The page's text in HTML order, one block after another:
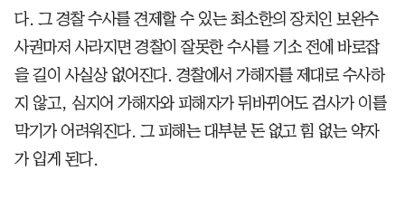
다. 그 경찰 수사를 견제할 수 있는 최소한의 장치인 보완수
사권마저 사라지면 경찰이 잘못한 수사를 기소 전에 바로잡
을 길이 사실상 없어진다. 경찰에서 가해자를 제대로 수사하
지 않고, 심지어 가해자와 피해자가 뒤바뀌어도 검사가 이를
막기가 어려워진다. 그 피해는 대부분 돈 없고 힘 없는 약자
가 입게 된다.